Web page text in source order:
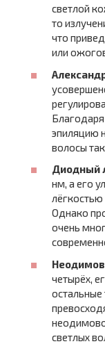
светлой
то
что
или
эпиляцию
волосы
Диодный
нм, а его
Однако
очень
четырёх,
остальные
светлых